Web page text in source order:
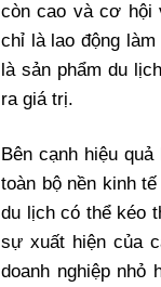
còn cao và cơ hội
chỉ là lao động
là sản phẩm du
ra giá trị.
Bên cạnh hiệu
toàn bộ nền kinh
du lịch có thể kéo
sự xuất hiện của
doanh nghiệp